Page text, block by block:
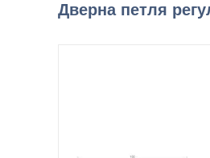
Дверна петля